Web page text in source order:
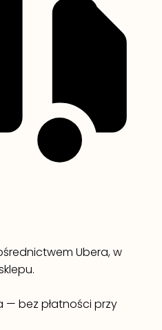
Ubera, w
— bez płatności przy